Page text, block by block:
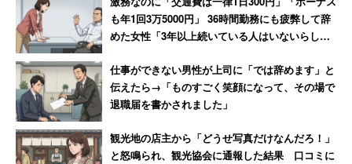
なクレーマー」と判明
も年1回3万5000円」 36時間勤務にも疲弊して辞
めた女性「3年以上続いている人はいないらし
仕事ができない男性が上司に「では辞めます」と
伝えたら→「ものすごく笑顔になって、その場で
退職届を書かされました」
観光地の店主から「どうせ写真だけなんだろ！」
と怒鳴られ、観光協会に通報した結果 口コミに